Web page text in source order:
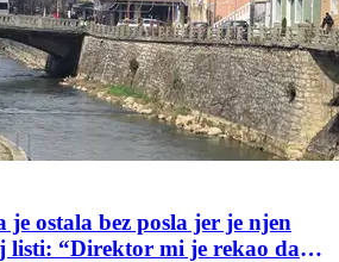
je ostala bez posla jer je njen
listi: “Direktor mi je rekao da